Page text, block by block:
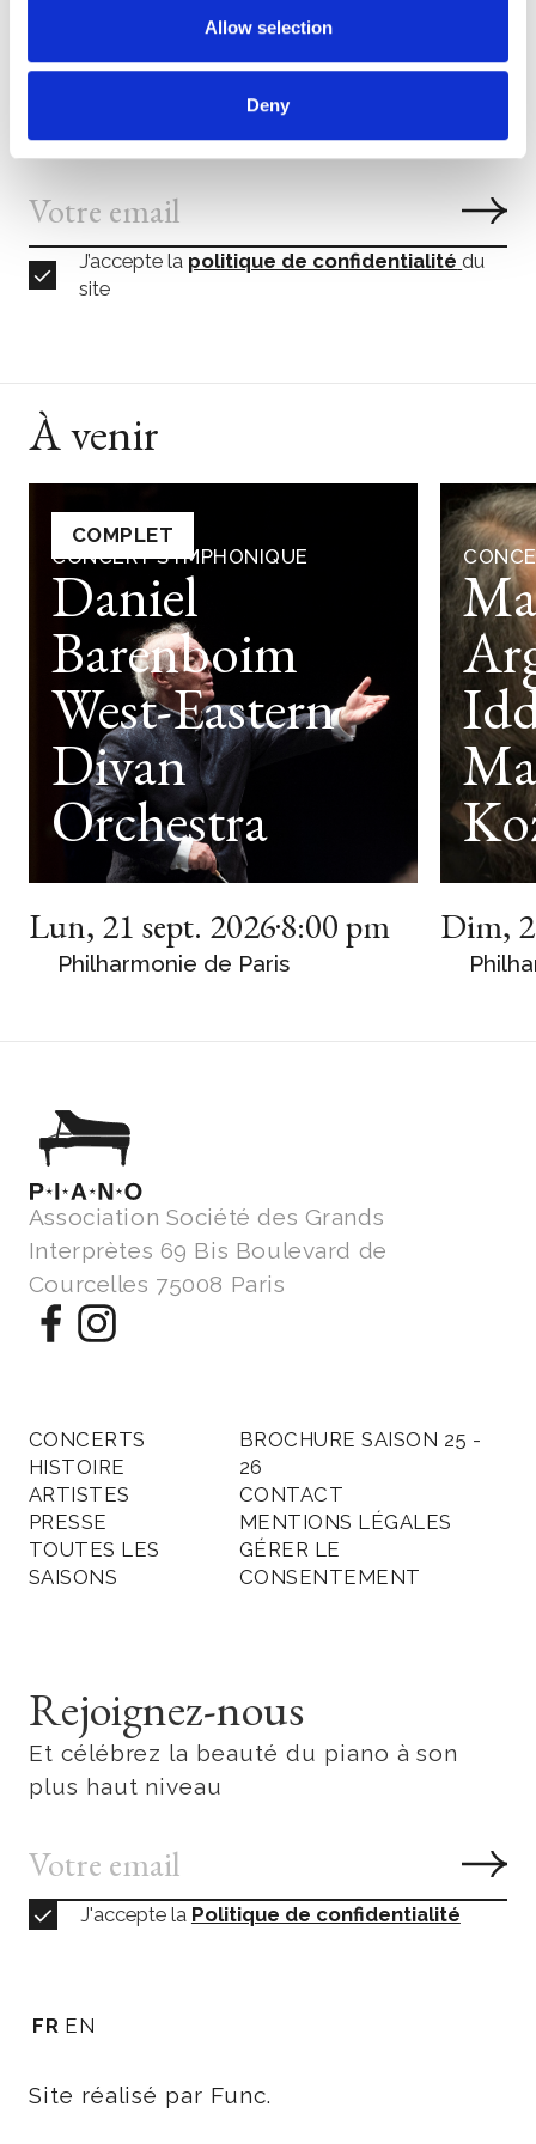
Allow selection
Deny
CANCELED
S’abonner
J’accepte la politique de confidentialité du
site
À venir
COMPLET
CONCERT SYMPHONIQUE
Daniel
Barenboim
West-Eastern
Divan
Orchestra
Lun, 21 sept. 20268:00 pm
Philharmonie de Paris
Dim,
Association Société des Grands
Interprètes 69 Bis Boulevard de
Courcelles 75008 Paris
CONCERTS
HISTOIRE
ARTISTES
PRESSE
TOUTES LES
SAISONS
BROCHURE SAISON 25 -
26
CONTACT
MENTIONS LÉGALES
GÉRER LE
CONSENTEMENT
Rejoignez-nous
Et célébrez la beauté du piano à son
plus haut niveau
J'accepte la Politique de confidentialité
FR EN
Site réalisé par Func.